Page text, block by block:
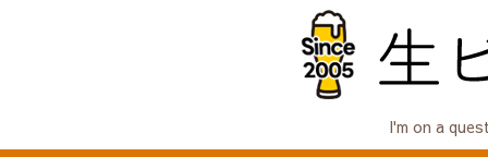
I'm on a